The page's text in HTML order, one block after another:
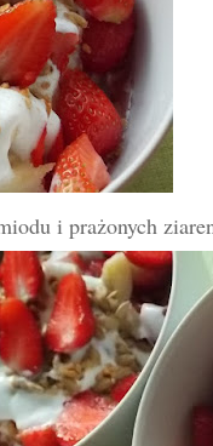
i prażonych